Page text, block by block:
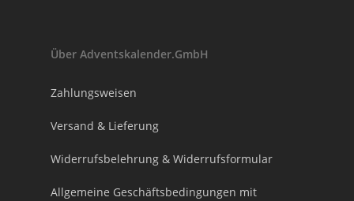
Über Adventskalender.GmbH
Zahlungsweisen
Versand & Lieferung
Widerrufsbelehrung & Widerrufsformular
Allgemeine Geschäftsbedingungen mit